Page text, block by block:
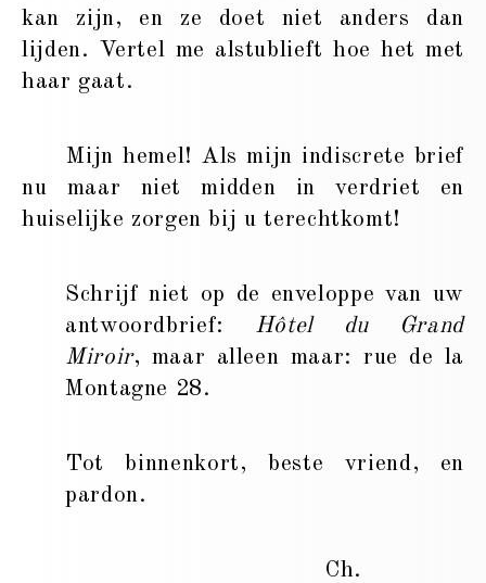
kan zijn, en ze doet niet anders dan
lijden. Vertel me alstublieft hoe het met
haar gaat.
Mijn hemel! Als mijn indiscrete brief
nu maar niet midden in verdriet en
huiselijke zorgen bij u terechtkomt!
Schrijf niet op de enveloppe van uw
antwoordbrief: Hôtel du Grand
Miroir, maar alleen maar: rue de la
Montagne 28.
Tot binnenkort, beste vriend, en
pardon.
Ch.